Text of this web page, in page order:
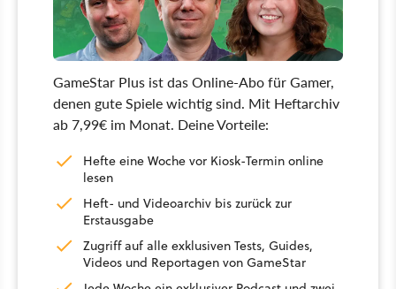
GameStar Plus ist das Online-Abo für Gamer,
denen gute Spiele wichtig sind. Mit Heftarchiv
ab 7,99€ im Monat. Deine Vorteile:
Hefte eine Woche vor Kiosk-Termin online
lesen
Heft- und Videoarchiv bis zurück zur
Erstausgabe
Zugriff auf alle exklusiven Tests, Guides,
Videos und Reportagen von GameStar